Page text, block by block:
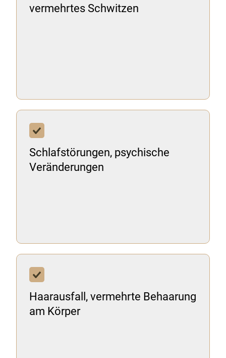
vermehrtes Schwitzen
Schlafstörungen, psychische
Veränderungen
Haarausfall, vermehrte Behaarung
am Körper